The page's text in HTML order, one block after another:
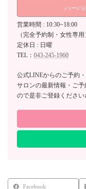
ハーバ
営業時間 : 10:30~18:00
（完全予約制・女性専用
定休日 : 日曜
TEL：043-245-1960
公式LINEからのご予約
サロンの最新情報・ご
ので是非ご登録ください
Facebook